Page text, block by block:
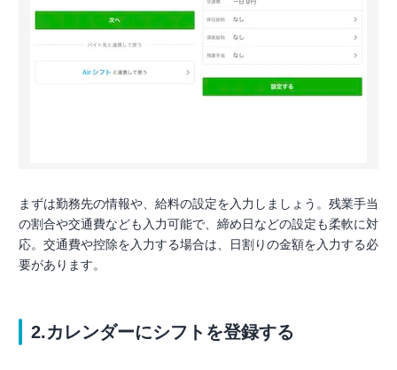
まずは勤務先の情報や、給料の設定を入力しましょう。残業手当
の割合や交通費なども入力可能で、締め日などの設定も柔軟に対
応。交通費や控除を入力する場合は、日割りの金額を入力する必
要があります。
2.カレンダーにシフトを登録する